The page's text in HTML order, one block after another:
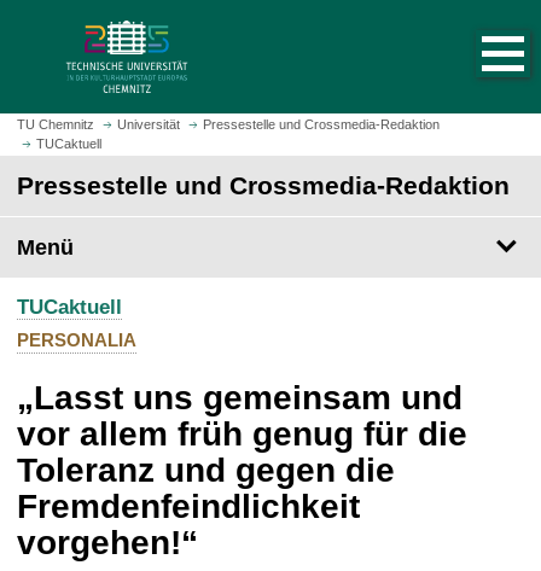
m
H
t
s
i
e
a
u
f
r
u
f
e
n
TU Chemnitz Universität
Pressestelle und Crossmedia-Redaktion
TUCaktuell
Pressestelle und Crossmedia-Redaktion
Menü
TUCaktuell
PERSONALIA
„Lasst uns gemeinsam und
vor allem früh genug für die
Toleranz und gegen die
Fremdenfeindlichkeit
vorgehen!“